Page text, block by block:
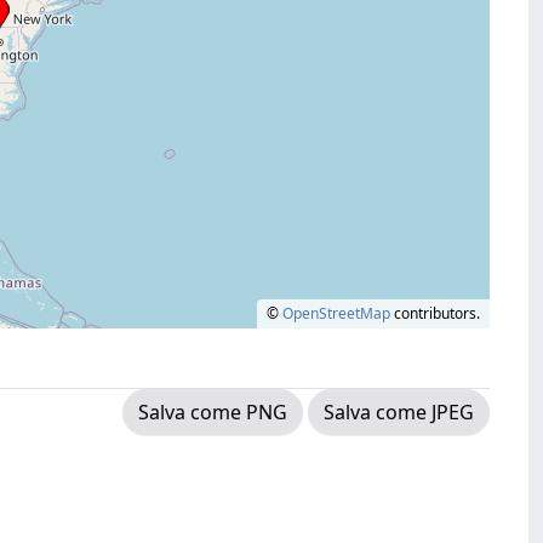
©OpenStreetMapcontributors.
Salva come PNG Salva come JPEG